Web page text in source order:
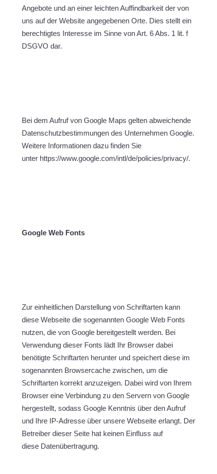
Angebote und an einer leichten Auffindbarkeit der von
uns auf der Website angegebenen Orte. Dies stellt ein
berechtigtes Interesse im Sinne von Art. 6 Abs. 1 lit. f
DSGVO dar.
Bei dem Aufruf von Google Maps gelten abweichende
Datenschutzbestimmungen des Unternehmen Google.
Weitere Informationen dazu finden Sie
unter https://www.google.com/intl/de/policies/privacy/.
Google Web Fonts
Zur einheitlichen Darstellung von Schriftarten kann
diese Webseite die sogenannten Google Web Fonts
nutzen, die von Google bereitgestellt werden. Bei
Verwendung dieser Fonts lädt Ihr Browser dabei
benötigte Schriftarten herunter und speichert diese im
sogenannten Browsercache zwischen, um die
Schriftarten korrekt anzuzeigen. Dabei wird von Ihrem
Browser eine Verbindung zu den Servern von Google
hergestellt, sodass Google Kenntnis über den Aufruf
und Ihre IP-Adresse über unsere Webseite erlangt. Der
Betreiber dieser Seite hat keinen Einfluss auf
diese Datenübertragung.